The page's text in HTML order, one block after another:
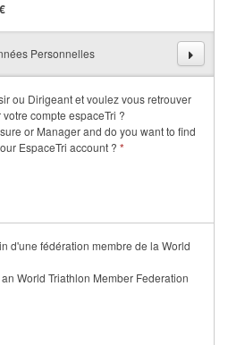
€
Personnelles
ou Dirigeant et voulez vous retrouver
compte espaceTri ?
or Manager and do you want to find
EspaceTri account ? *
d'une fédération membre de la World
World Triathlon Member Federation